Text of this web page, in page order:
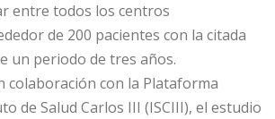
entre todos los centros
de 200 pacientes con la citada
un periodo de tres años.
colaboración con la Plataforma
de Salud Carlos III (ISCIII), el estudio